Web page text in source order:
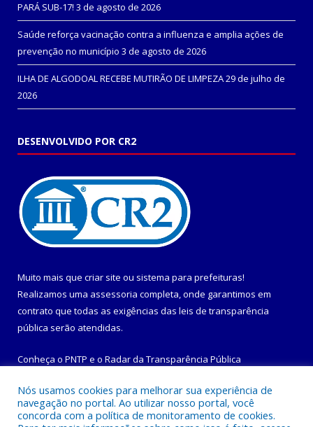
PARÁ SUB-17! 3 de agosto de 2026
Saúde reforça vacinação contra a influenza e amplia ações de
prevenção no município 3 de agosto de 2026
ILHA DE ALGODOAL RECEBE MUTIRÃO DE LIMPEZA29 de julho de
2026
DESENVOLVIDO POR CR2
Muito mais que criar site ou sistema para prefeituras!
Realizamos uma assessoria completa, onde garantimos em
contrato que todas as exigências das leis de transparência
pública serão atendidas.
Conheça o PNTP e o Radar da Transparência Pública
Nós usamos cookies para melhorar sua experiência de
navegação no portal. Ao utilizar nosso portal, você
concorda com a política de monitoramento de cookies.